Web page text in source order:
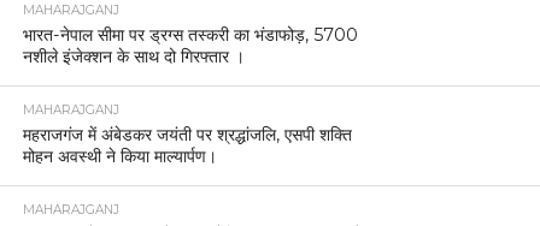
MAHARAJGANJ
भारत-नेपाल सीमा पर ड्रग्स तस्करी का भंडाफोड़, 5700
नशीले इंजेक्शन के साथ दो गिरफ्तार ।
MAHARAJGANJ
महराजगंज में अंबेडकर जयंती पर श्रद्धांजलि, एसपी शक्ति
मोहन अवस्थी ने किया माल्यार्पण।
MAHARAJGANJ